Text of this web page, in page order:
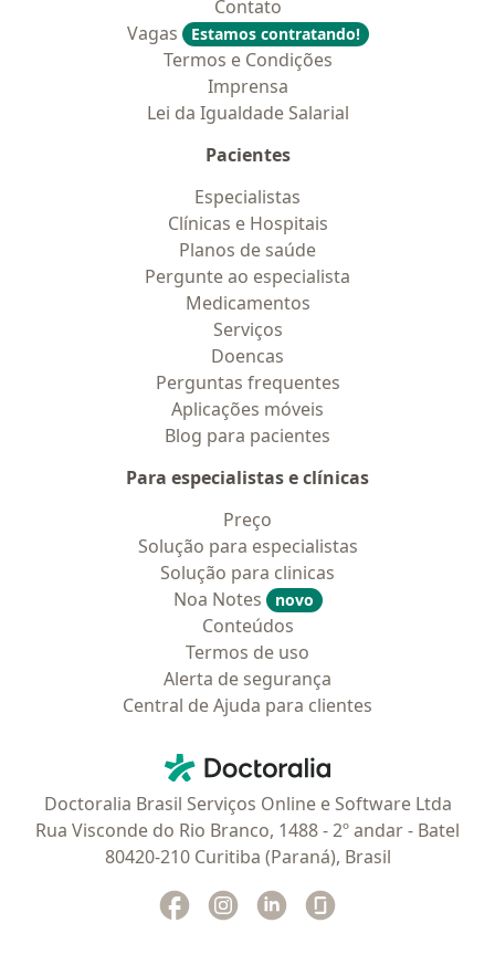
Contato
Vagas
Estamos contratando!
Termos e Condições
Imprensa
Lei da Igualdade Salarial
Pacientes
Especialistas
Clínicas e Hospitais
Planos de saúde
Pergunte ao especialista
Medicamentos
Serviços
Doencas
Perguntas frequentes
Aplicações móveis
Blog para pacientes
Para especialistas e clínicas
Preço
Solução para especialistas
Solução para clinicas
Noa Notes
novo
Conteúdos
Termos de uso
Alerta de segurança
Central de Ajuda para clientes
Doctoralia - Homepage
Doctoralia Brasil Serviços Online e Software Ltda
Rua Visconde do Rio Branco, 1488 - 2º andar - Batel
80420-210 Curitiba (Paraná), Brasil
Facebook
abre num novo separador
Instagram
abre num novo separador
Linkedin
abre num novo